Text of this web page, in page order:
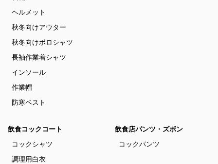
ヘルメット
秋冬向けアウター
秋冬向けポロシャツ
長袖作業着シャツ
インソール
作業帽
防寒ベスト
飲食コックコート
コックシャツ
調理用白衣
飲食店パンツ・ズボン
コックパンツ